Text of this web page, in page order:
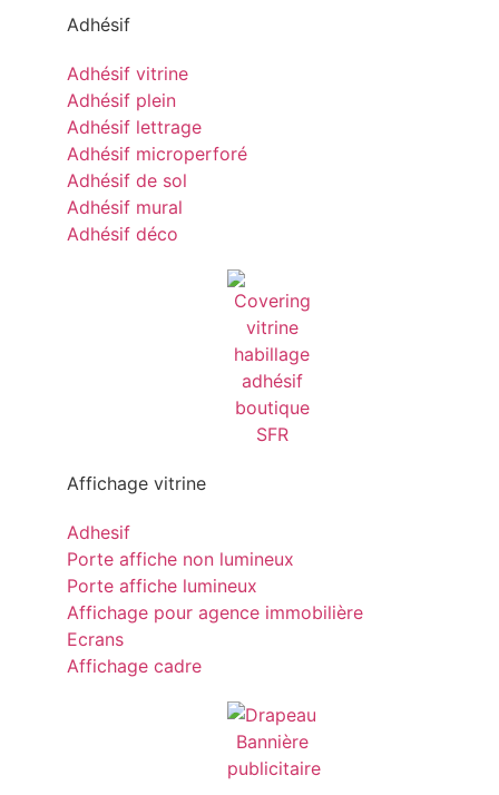
Adhésif
Adhésif vitrine
Adhésif plein
Adhésif lettrage
Adhésif microperforé
Adhésif de sol
Adhésif mural
Adhésif déco
Affichage vitrine
Adhesif
Porte affiche non lumineux
Porte affiche lumineux
Affichage pour agence immobilière
Ecrans
Affichage cadre